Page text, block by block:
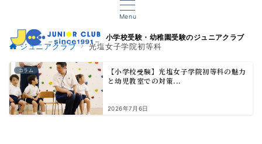
Menu
小学校受験・幼稚園受験のジュニアクラブ
ジュニアクラブ 光塩女子学院初等科
コラム
【小学校受験】光塩女子学院初等科の魅力
と幼児教室での対策...
2026年7月6日